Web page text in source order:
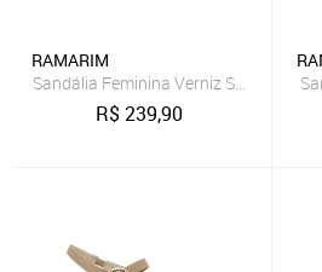
RAMARIM
Sandália Feminina Verniz Salto Alto
R$239,90